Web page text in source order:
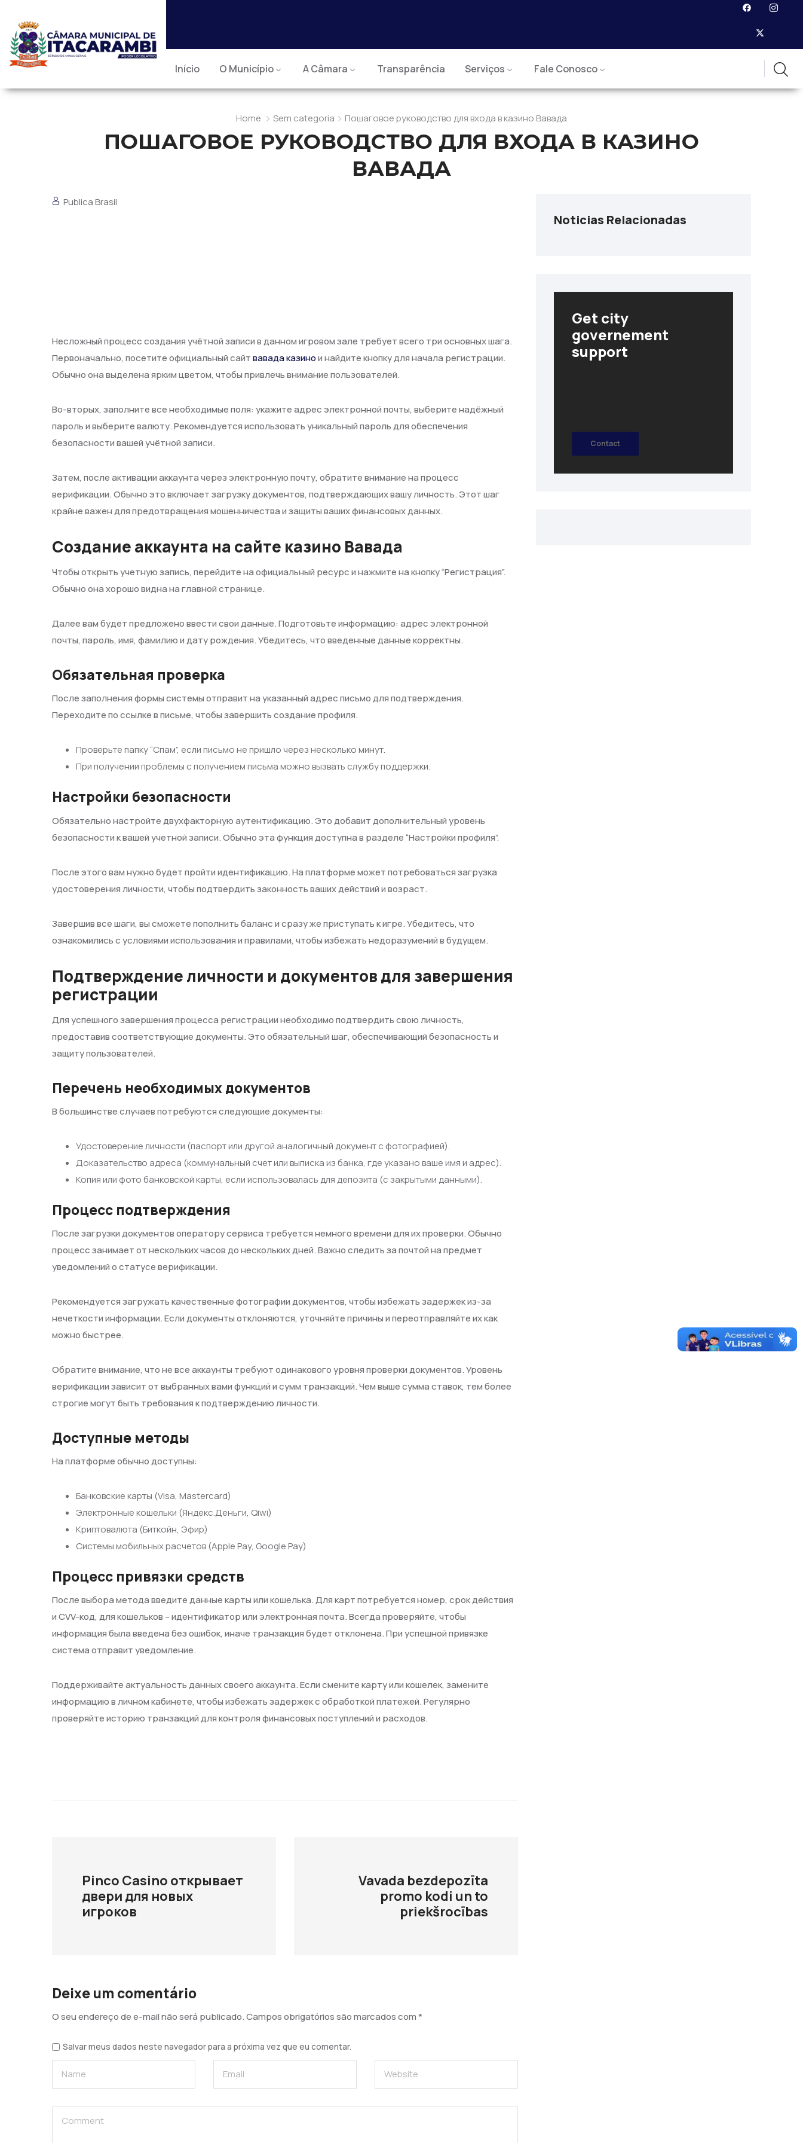
Início O Município A Câmara Transparência Serviços Fale Conosco
Home Sem categoria Пошаговое руководство для входа в казино Вавада
ПОШАГОВОЕ РУКОВОДСТВО ДЛЯ ВХОДА В КАЗИНО
ВАВАДА
Publica Brasil
Несложный процесс создания учётной записи в данном игровом зале требует всего три основных шага.
Первоначально, посетите официальный сайтвавада казинои найдите кнопку для начала регистрации.
Обычно она выделена ярким цветом, чтобы привлечь внимание пользователей.
Во-вторых, заполните все необходимые поля: укажите адрес электронной почты, выберите надёжный
пароль и выберите валюту. Рекомендуется использовать уникальный пароль для обеспечения
безопасности вашей учётной записи.
Затем, после активации аккаунта через электронную почту, обратите внимание на процесс
верификации. Обычно это включает загрузку документов, подтверждающих вашу личность. Этот шаг
крайне важен для предотвращения мошенничества и защиты ваших финансовых данных.
Создание аккаунта на сайте казино Вавада
Чтобы открыть учетную запись, перейдите на официальный ресурс и нажмите на кнопку “Регистрация”.
Обычно она хорошо видна на главной странице.
Далее вам будет предложено ввести свои данные. Подготовьте информацию: адрес электронной
почты, пароль, имя, фамилию и дату рождения. Убедитесь, что введенные данные корректны.
Обязательная проверка
После заполнения формы системы отправит на указанный адрес письмо для подтверждения.
Переходите по ссылке в письме, чтобы завершить создание профиля.
Проверьте папку “Спам”, если письмо не пришло через несколько минут.
При получении проблемы с получением письма можно вызвать службу поддержки.
Настройки безопасности
Обязательно настройте двухфакторную аутентификацию. Это добавит дополнительный уровень
безопасности к вашей учетной записи. Обычно эта функция доступна в разделе “Настройки профиля”.
После этого вам нужно будет пройти идентификацию. На платформе может потребоваться загрузка
удостоверения личности, чтобы подтвердить законность ваших действий и возраст.
Завершив все шаги, вы сможете пополнить баланс и сразу же приступать к игре. Убедитесь, что
ознакомились с условиями использования и правилами, чтобы избежать недоразумений в будущем.
Подтверждение личности и документов для завершения
регистрации
Для успешного завершения процесса регистрации необходимо подтвердить свою личность,
предоставив соответствующие документы. Это обязательный шаг, обеспечивающий безопасность и
защиту пользователей.
Перечень необходимых документов
В большинстве случаев потребуются следующие документы:
Удостоверение личности (паспорт или другой аналогичный документ с фотографией).
Доказательство адреса (коммунальный счет или выписка из банка, где указано ваше имя и адрес).
Копия или фото банковской карты, если использовалась для депозита (с закрытыми данными).
Процесс подтверждения
После загрузки документов оператору сервиса требуется немного времени для их проверки. Обычно
процесс занимает от нескольких часов до нескольких дней. Важно следить за почтой на предмет
уведомлений о статусе верификации.
Рекомендуется загружать качественные фотографии документов, чтобы избежать задержек из-за
нечеткости информации. Если документы отклоняются, уточняйте причины и переотправляйте их как
можно быстрее.
Обратите внимание, что не все аккаунты требуют одинакового уровня проверки документов. Уровень
верификации зависит от выбранных вами функций и сумм транзакций. Чем выше сумма ставок, тем более
строгие могут быть требования к подтверждению личности.
Доступные методы
На платформе обычно доступны:
Банковские карты (Visa, Mastercard)
Электронные кошельки (Яндекс.Деньги, Qiwi)
Криптовалюта (Биткойн, Эфир)
Системы мобильных расчетов (Apple Pay, Google Pay)
Процесс привязки средств
После выбора метода введите данные карты или кошелька. Для карт потребуется номер, срок действия
и CVV-код, для кошельков – идентификатор или электронная почта. Всегда проверяйте, чтобы
информация была введена без ошибок, иначе транзакция будет отклонена. При успешной привязке
система отправит уведомление.
Поддерживайте актуальность данных своего аккаунта. Если смените карту или кошелек, замените
информацию в личном кабинете, чтобы избежать задержек с обработкой платежей. Регулярно
проверяйте историю транзакций для контроля финансовых поступлений и расходов.
Pinco Casino открывает
двери для новых
игроков
Vavada bezdepozīta
promo kodi un to
priekšrocības
Deixe um comentário
O seu endereço de e-mail não será publicado.Campos obrigatórios são marcados com *
Salvar meus dados neste navegador para a próxima vez que eu comentar.
Noticias Relacionadas
Get city
governement
support
Contact